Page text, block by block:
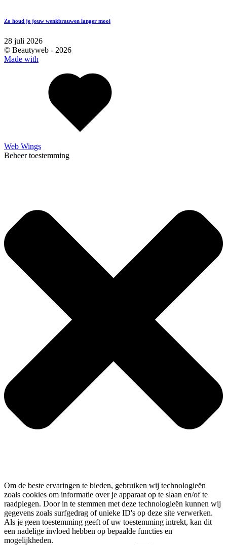
Zo houd je jouw wenkbrauwen langer mooi
28 juli 2026
© Beautyweb - 2026
Made with
Web Wings
Beheer toestemming
Om de beste ervaringen te bieden, gebruiken wij technologieën
zoals cookies om informatie over je apparaat op te slaan en/of te
raadplegen. Door in te stemmen met deze technologieën kunnen wij
gegevens zoals surfgedrag of unieke ID's op deze site verwerken.
Als je geen toestemming geeft of uw toestemming intrekt, kan dit
een nadelige invloed hebben op bepaalde functies en
mogelijkheden.